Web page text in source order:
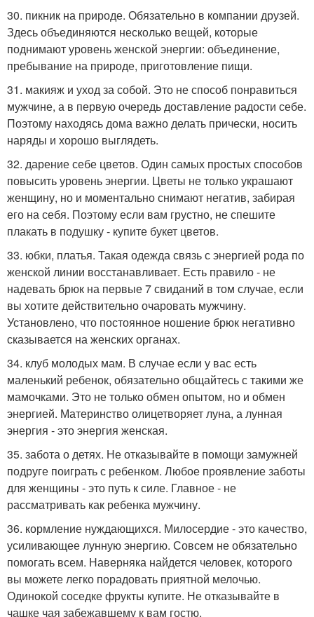
30. пикник на природе. Обязательно в компании друзей.
Здесь объединяются несколько вещей, которые
поднимают уровень женской энергии: объединение,
пребывание на природе, приготовление пищи.
31. макияж и уход за собой. Это не способ понравиться
мужчине, а в первую очередь доставление радости себе.
Поэтому находясь дома важно делать прически, носить
наряды и хорошо выглядеть.
32. дарение себе цветов. Один самых простых способов
повысить уровень энергии. Цветы не только украшают
женщину, но и моментально снимают негатив, забирая
его на себя. Поэтому если вам грустно, не спешите
плакать в подушку - купите букет цветов.
33. юбки, платья. Такая одежда связь с энергией рода по
женской линии восстанавливает. Есть правило - не
надевать брюк на первые 7 свиданий в том случае, если
вы хотите действительно очаровать мужчину.
Установлено, что постоянное ношение брюк негативно
сказывается на женских органах.
34. клуб молодых мам. В случае если у вас есть
маленький ребенок, обязательно общайтесь с такими же
мамочками. Это не только обмен опытом, но и обмен
энергией. Материнство олицетворяет луна, а лунная
энергия - это энергия женская.
35. забота о детях. Не отказывайте в помощи замужней
подруге поиграть с ребенком. Любое проявление заботы
для женщины - это путь к силе. Главное - не
рассматривать как ребенка мужчину.
36. кормление нуждающихся. Милосердие - это качество,
усиливающее лунную энергию. Совсем не обязательно
помогать всем. Наверняка найдется человек, которого
вы можете легко порадовать приятной мелочью.
Одинокой соседке фрукты купите. Не отказывайте в
чашке чая забежавшему к вам гостю.